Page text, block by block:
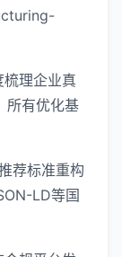
梳理企业真
所有优化基
荐标准重构
LD等国